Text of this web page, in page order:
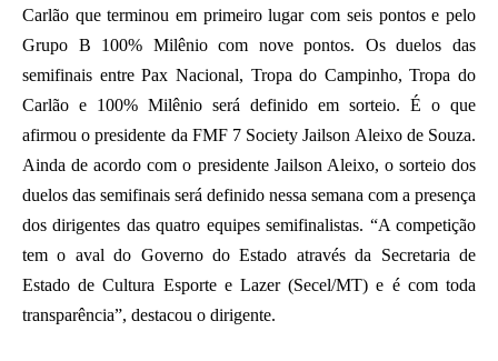
Carlão que terminou em primeiro lugar com seis pontos e pelo
Grupo B 100% Milênio com nove pontos. Os duelos das
semifinais entre Pax Nacional, Tropa do Campinho, Tropa do
Carlão e 100% Milênio será definido em sorteio. É o que
afirmou o presidente da FMF 7 Society Jailson Aleixo de Souza.
Ainda de acordo com o presidente Jailson Aleixo, o sorteio dos
duelos das semifinais será definido nessa semana com a presença
dos dirigentes das quatro equipes semifinalistas. “A competição
tem o aval do Governo do Estado através da Secretaria de
Estado de Cultura Esporte e Lazer (Secel/MT) e é com toda
transparência”, destacou o dirigente.